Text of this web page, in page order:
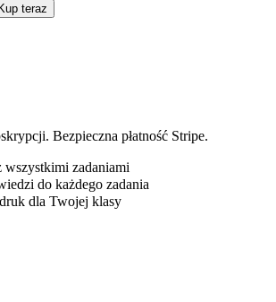
teraz
Bezpieczna płatność Stripe.
wszystkimi zadaniami
do każdego zadania
dla Twojej klasy